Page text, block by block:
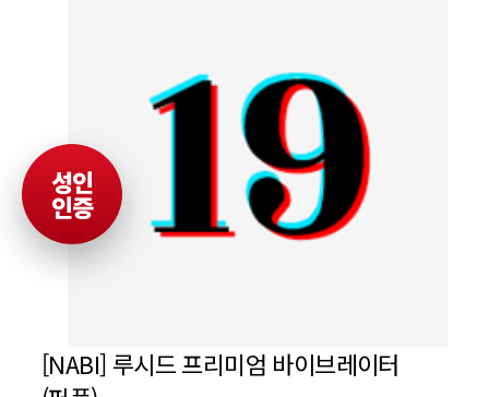
[NABI] 루시드 프리미엄 바이브레이터
성인
인증